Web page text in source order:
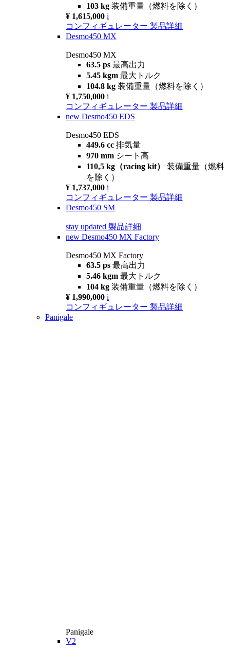
103 kg 装備重量（燃料を除く）
¥ 1,615,000 i
コンフィギュレーター 製品詳細
Desmo450 MX
Desmo450 MX
63.5 ps 最高出力
5.45 kgm 最大トルク
104.8 kg 装備重量（燃料を除く）
¥ 1,750,000 i
コンフィギュレーター 製品詳細
new Desmo450 EDS
Desmo450 EDS
449.6 cc 排気量
970 mm シート高
110,5 kg（racing kit） 装備重量（燃料
を除く）
¥ 1,737,000 i
コンフィギュレーター 製品詳細
Desmo450 SM
stay updated 製品詳細
new Desmo450 MX Factory
Desmo450 MX Factory
63.5 ps 最高出力
5.46 kgm 最大トルク
104 kg 装備重量（燃料を除く）
¥ 1,990,000 i
コンフィギュレーター 製品詳細
Panigale
Panigale
V2